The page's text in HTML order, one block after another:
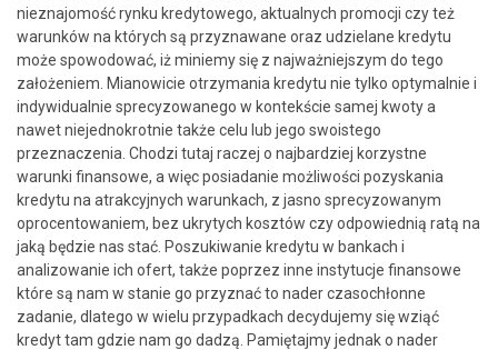
nieznajomość rynku kredytowego, aktualnych promocji czy też
warunków na których są przyznawane oraz udzielane kredytu
może spowodować, iż miniemy się z najważniejszym do tego
założeniem. Mianowicie otrzymania kredytu nie tylko optymalnie i
indywidualnie sprecyzowanego w kontekście samej kwoty a
nawet niejednokrotnie także celu lub jego swoistego
przeznaczenia. Chodzi tutaj raczej o najbardziej korzystne
warunki finansowe, a więc posiadanie możliwości pozyskania
kredytu na atrakcyjnych warunkach, z jasno sprecyzowanym
oprocentowaniem, bez ukrytych kosztów czy odpowiednią ratą na
jaką będzie nas stać. Poszukiwanie kredytu w bankach i
analizowanie ich ofert, także poprzez inne instytucje finansowe
które są nam w stanie go przyznać to nader czasochłonne
zadanie, dlatego w wielu przypadkach decydujemy się wziąć
kredyt tam gdzie nam go dadzą. Pamiętajmy jednak o nader